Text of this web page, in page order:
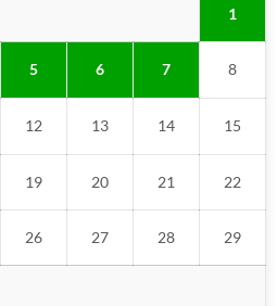
1
5 6 7 8
12 13 14 15
19 20 21 22
26 27 28 29